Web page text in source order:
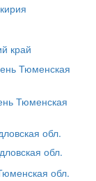
край
Тюменская
обл.